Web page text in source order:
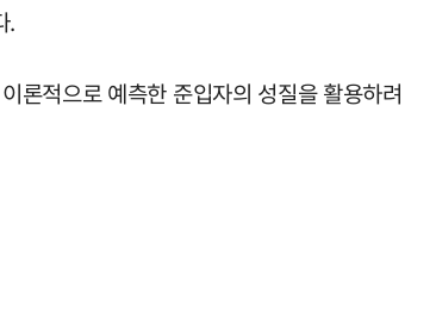
.
론적으로 예측한 준입자의 성질을 활용하려